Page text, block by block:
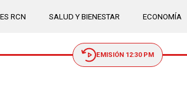
RCN SALUD Y BIENESTAR ECONOMÍA
EMISIÓN 12:30 PM